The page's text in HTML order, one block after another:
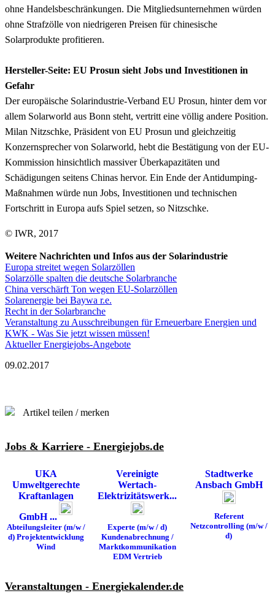
ohne Handelsbeschränkungen. Die Mitgliedsunternehmen würden
ohne Strafzölle von niedrigeren Preisen für chinesische
Solarprodukte profitieren.
Hersteller-Seite: EU Prosun sieht Jobs und Investitionen in
Gefahr
Der europäische Solarindustrie-Verband EU Prosun, hinter dem vor
allem Solarworld aus Bonn steht, vertritt eine völlig andere Position.
Milan Nitzschke, Präsident von EU Prosun und gleichzeitig
Konzernsprecher von Solarworld, hebt die Bestätigung von der EU-
Kommission hinsichtlich massiver Überkapazitäten und
Schädigungen seitens Chinas hervor. Ein Ende der Antidumping-
Maßnahmen würde nun Jobs, Investitionen und technischen
Fortschritt in Europa aufs Spiel setzen, so Nitzschke.
© IWR, 2017
Weitere Nachrichten und Infos aus der Solarindustrie
Europa streitet wegen Solarzöllen
Solarzölle spalten die deutsche Solarbranche
China verschärft Ton wegen EU-Solarzöllen
Solarenergie bei Baywa r.e.
Recht in der Solarbranche
Veranstaltung zu Ausschreibungen für Erneuerbare Energien und
KWK - Was Sie jetzt wissen müssen!
Aktueller Energiejobs-Angebote
09.02.2017
Artikel teilen / merken
Jobs & Karriere - Energiejobs.de
UKA
Umweltgerechte
Kraftanlagen
GmbH ...
Abteilungsleiter (m/w /
d) Projektentwicklung
Wind
Vereinigte
Wertach-
Elektrizitätswerk...
Experte (m/w / d)
Kundenabrechnung /
Marktkommunikation
EDM Vertrieb
Stadtwerke
Ansbach GmbH
Referent
Netzcontrolling (m/w /
d)
Veranstaltungen - Energiekalender.de